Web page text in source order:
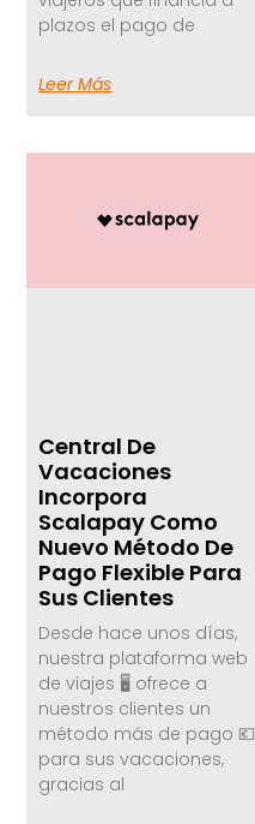
plazos el pago de
Leer Más
Central De
Vacaciones
Incorpora
Scalapay Como
Nuevo Método De
Pago Flexible Para
Sus Clientes
Desde hace unos días,
nuestra plataforma web
de viajes 🖥️ ofrece a
nuestros clientes un
método más de pago 💶
para sus vacaciones,
gracias al